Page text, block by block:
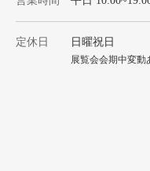
定休日 日曜祝日
展覧会会期中変動